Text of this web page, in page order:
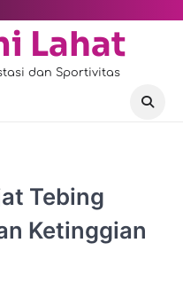
Lahat
dan Sportivitas
Tebing
Ketinggian